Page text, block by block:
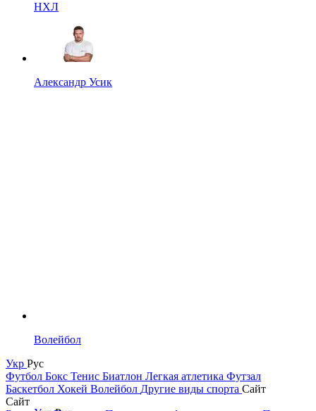
НХЛ
Александр Усик
Волейбол
Укр Рус
Футбол Бокс Тенис Биатлон Легкая атлетика Футзал
Баскетбол Хокей Волейбол Другие виды спорта Сайт
Сайт